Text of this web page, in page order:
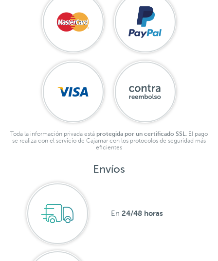
Toda la información privada está protegida por un certificado SSL. El pago
se realiza con el servicio de Cajamar con los protocolos de seguridad más
eficientes
Envíos
En 24/48 horas